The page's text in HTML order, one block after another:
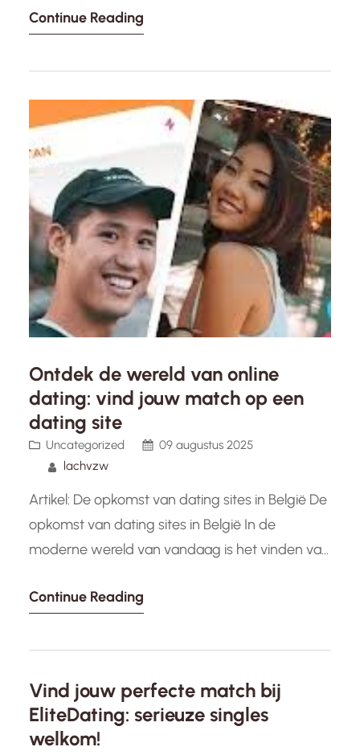
belangrijkste functies die mensen zoeken in een
berichten te sturen. Het stelt gebruikers in staat
potentiële…
Continue Reading
Ontdek de wereld van online
dating: vind jouw match op een
dating site
Uncategorized
09 augustus 2025
lachvzw
Artikel: De opkomst van dating sites in België De
opkomst van dating sites in België In de
moderne wereld van vandaag is het vinden van
geworden. Dating sites bieden een platform
romantiek, vriendschap of zelfs een serieuze
Continue Reading
Vind jouw perfecte match bij
EliteDating: serieuze singles
welkom!